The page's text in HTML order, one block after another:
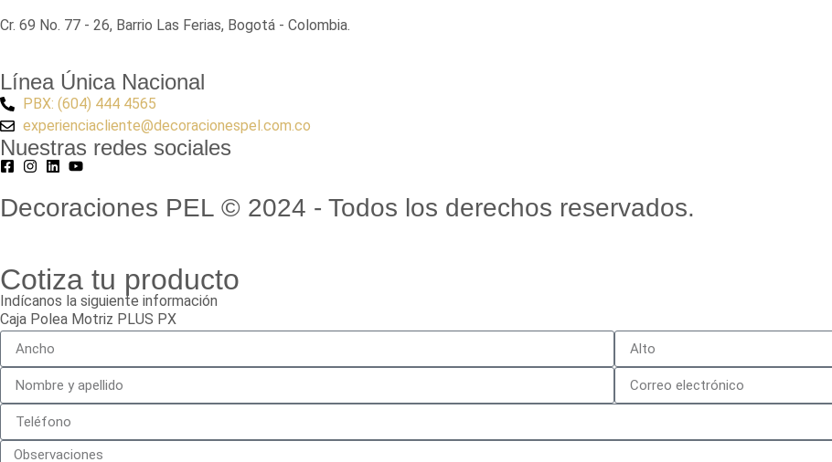
Cr. 69 No. 77 - 26, Barrio Las Ferias, Bogotá - Colombia.
Línea Única Nacional
PBX: (604) 444 4565
experienciacliente@decoracionespel.com.co
Nuestras redes sociales
Decoraciones PEL © 2024 - Todos los derechos reservados.
Cotiza tu producto
Indícanos la siguiente información
Caja Polea Motriz PLUS PX